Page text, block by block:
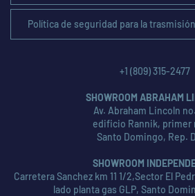
Política de seguridad para la
+1 (809) 315-2477
SHOWROOM ABRAHAM
Av. Abraham Lincoln
edificio Rannik, primer
Santo Domingo, Rep.
SHOWROOM
Carretera Sanchez km 11 1/2,Sector El
lado planta gas GLP, Santo